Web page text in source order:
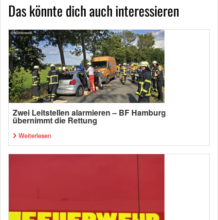
Das könnte dich auch interessieren
Zwei Leitstellen alarmieren – BF Hamburg
übernimmt die Rettung
Weiterlesen